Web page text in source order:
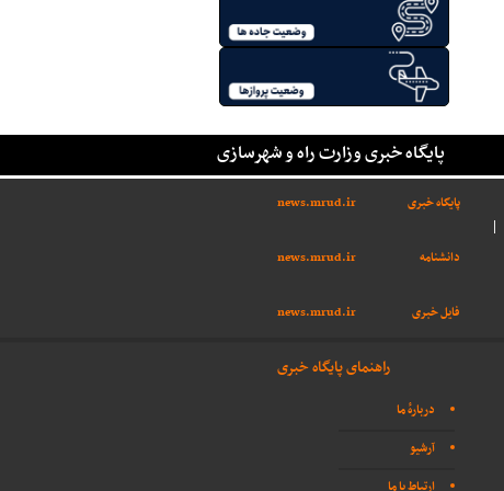
پایگاه خبری وزارت راه و شهرسازی
پایگاه خبری news.mrud.ir
دانشنامه
news.mrud.ir
فایل خبری news.mrud.ir
راهنمای پایگاه خبری
دربارهٔ ما
آرشیو